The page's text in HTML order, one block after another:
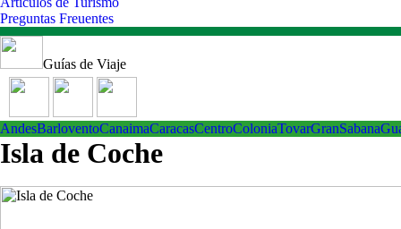
Preguntas Freuentes
Guías de Viaje
AndesBarloventoCanaimaCaracasCentroColoniaTovarGranSabana
Isla de Coche